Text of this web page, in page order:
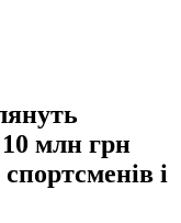
млн грн
і